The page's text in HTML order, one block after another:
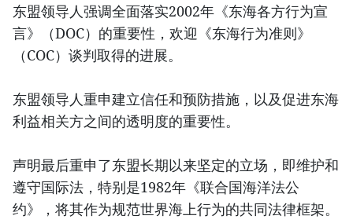
东盟领导人强调全面落实2002年《东海各方行为宣
言》（DOC）的重要性，欢迎《东海行为准则》
（COC）谈判取得的进展。
东盟领导人重申建立信任和预防措施，以及促进东海
利益相关方之间的透明度的重要性。
声明最后重申了东盟长期以来坚定的立场，即维护和
遵守国际法，特别是1982年《联合国海洋法公
约》，将其作为规范世界海上行为的共同法律框架。